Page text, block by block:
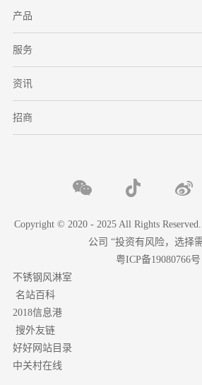
产品
服务
资讯
招商
Copyright © 2020 - 2025 All Rights
公司 “投资有风险，选择
粤ICP备19080766号
不锈钢风淋室
名站百科
2018信息港
搜外友链
好好网站目录
中关村在线